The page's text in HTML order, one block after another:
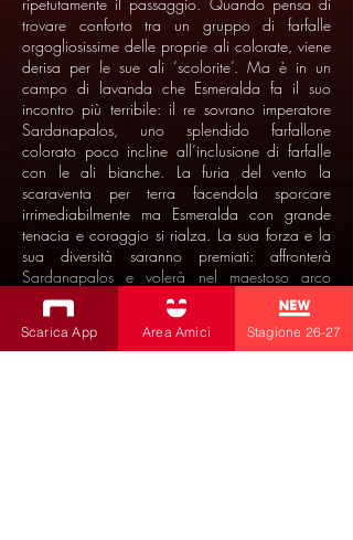
trovare conforto tra un gruppo di farfalle
orgogliosissime delle proprie ali colorate, viene
derisa per le sue ali ‘scolorite’. Ma è in un
campo di lavanda che Esmeralda fa il suo
incontro più terribile: il re sovrano imperatore
Sardanapalos, uno splendido farfallone
colorato poco incline all’inclusione di farfalle
con le ali bianche. La furia del vento la
scaraventa per terra facendola sporcare
irrimediabilmente ma Esmeralda con grande
tenacia e coraggio si rialza. La sua forza e la
sua diversità saranno premiati: affronterà
Sardanapalos e volerà nel maestoso arco
dell’arcobaleno.
Scarica App Area Amici Stagione 26-27